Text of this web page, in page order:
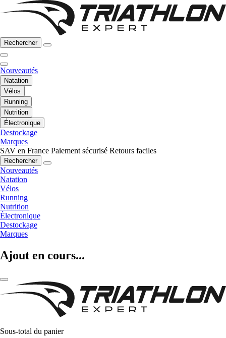
Rechercher
Nouveautés
Natation
Vélos
Running
Nutrition
Électronique
Destockage
Marques
SAV en France Paiement sécurisé Retours faciles
Rechercher
Nouveautés
Natation
Vélos
Running
Nutrition
Électronique
Destockage
Marques
Ajout en cours...
Sous-total du panier